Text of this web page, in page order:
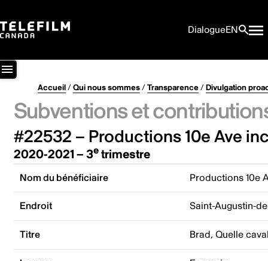
DialogueEN
Accueil/Qui nous sommes/Transparence/Divulgation
Subventions et
#22532 – Productions 10e Ave
2020-2021 – 3etrimestre
Nom du bénéficiaire Productions 10e
Endroit Saint-Augustin-
Titre Brad, Quelle